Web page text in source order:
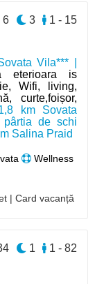
Vila*** |
eterioara is
Wifi, living,
curte,foișor,
km Sovata
de schi
Salina Praid
Wellness
| Card vacanță
1 - 15
3
6
1 - 82
1